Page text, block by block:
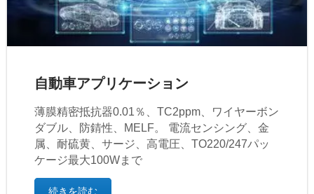
自動車アプリケーション
薄膜精密抵抗器0.01％、TC2ppm、ワイヤーボン
ダブル、防錆性、MELF。 電流センシング、金
属、耐硫黄、サージ、高電圧、TO220/247パッ
ケージ最大100Wまで
続きを読む